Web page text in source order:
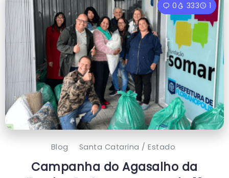
0 333 1
Blog Santa Catarina / Estado
Campanha do Agasalho da